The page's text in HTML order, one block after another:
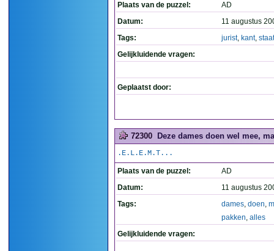
Plaats van de puzzel:
AD
Datum:
11 augustus
Tags:
jurist, kant, staat
Gelijkluidende vragen:
Geplaatst door:
72300 Deze dames doen wel mee,
.E.L.E.M.T...
Plaats van de puzzel:
AD
Datum:
11 augustus
Tags:
dames, doen,
pakken, alles
Gelijkluidende vragen: